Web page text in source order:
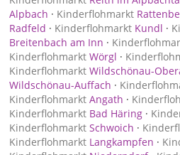
Alpbach · Kinderflohmarkt
Radfeld · Kinderflohmarkt Kundl ·
Breitenbach am Inn ·
Kinderflohmarkt Wörgl ·
Kinderflohmarkt Wildschönau-
Wildschönau-Auffach ·
Kinderflohmarkt Angath ·
Kinderflohmarkt Bad Häring ·
Kinderflohmarkt Schwoich ·
Kinderflohmarkt Langkampfen ·